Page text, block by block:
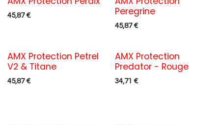
45,87€
Peregrine
45,87€
AMX Protection Petrel
V2 & Titane
45,87€
AMX Protection
Predator - Rouge
34,71 €